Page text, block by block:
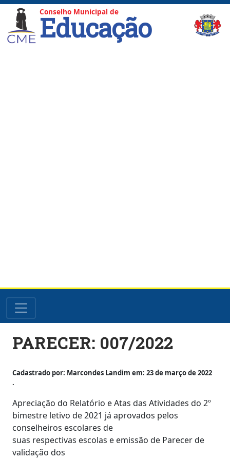
Conselho Municipal de
Educação
contentPARECER: 007/2022
Cadastrado por: Marcondes Landim em: 23 de março de 2022
.
Apreciação do Relatório e Atas das Atividades do 2º
bimestre letivo de 2021 já aprovados pelos
conselheiros escolares de
suas respectivas escolas e emissão de Parecer de
validação dos